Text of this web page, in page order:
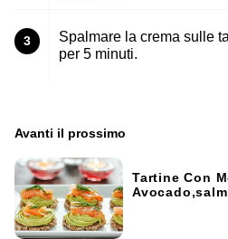
3
Spalmare la crema sulle
per 5 minuti.
Avanti il ​​prossimo
Tartine Con